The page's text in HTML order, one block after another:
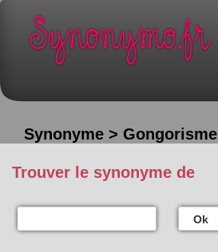
Synonyme > Gongorisme
Trouver le synonyme de
Ok